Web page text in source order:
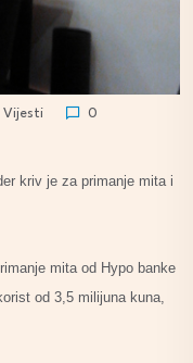
Vijesti 0
kriv je za primanje mita i
mita od Hypo banke
od 3,5 milijuna kuna,